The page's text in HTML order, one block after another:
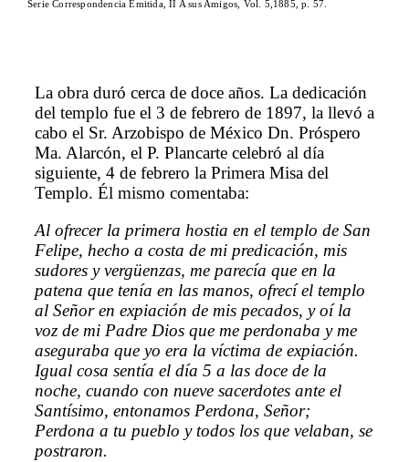
Serie Correspondencia Emitida, II A sus Amigos, Vol. 5,1885, p. 57.
La obra duró cerca de doce años. La dedicación
del templo fue el 3 de febrero de 1897, la llevó a
cabo el Sr. Arzobispo de México Dn. Próspero
Ma. Alarcón, el P. Plancarte celebró al día
siguiente, 4 de febrero la Primera Misa del
Templo. Él mismo comentaba:
Al ofrecer la primera hostia en el templo de San
Felipe, hecho a costa de mi predicación, mis
sudores y vergüenzas, me parecía que en la
patena que tenía en las manos, ofrecí el templo
al Señor en expiación de mis pecados, y oí la
voz de mi Padre Dios que me perdonaba y me
aseguraba que yo era la víctima de expiación.
Igual cosa sentía el día 5 a las doce de la
noche, cuando con nueve sacerdotes ante el
Santísimo, entonamos Perdona, Señor;
Perdona a tu pueblo y todos los que velaban, se
postraron.